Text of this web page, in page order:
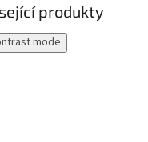
produkty
mode